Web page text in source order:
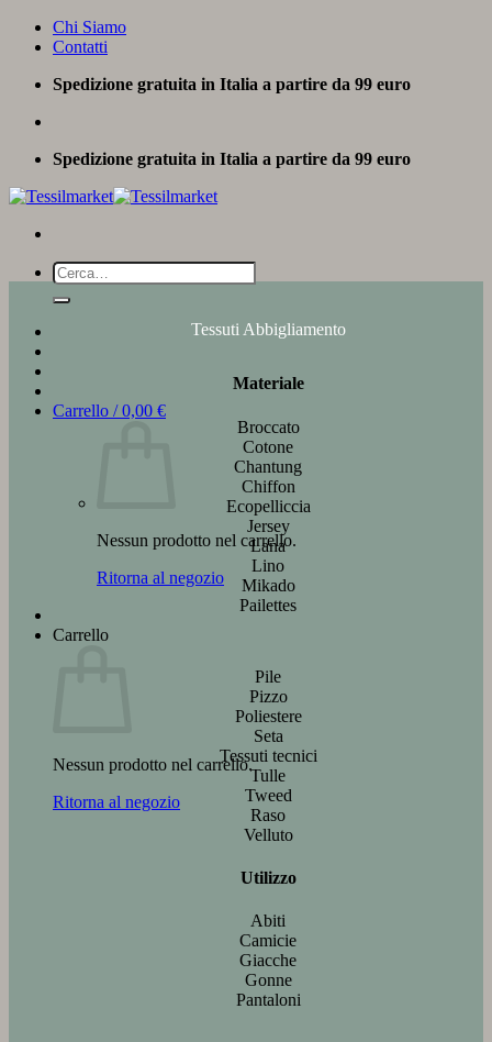
Salta
Chi Siamo
Contatti
Spedizione gratuita in Italia a partire da 99 euro
Spedizione gratuita in Italia a partire da 99 euro
Cerca:
Carrello /0,00 €
Nessun prodotto nel carrello.
Ritorna al negozio
Carrello
Nessun prodotto nel carrello.
Ritorna al negozio
Tessuti Abbigliamento
Materiale
Broccato
Cotone
Chantung
Chiffon
Ecopelliccia
Jersey
Lana
Lino
Mikado
Pailettes
Pile
Pizzo
Poliestere
Seta
Tessuti tecnici
Tulle
Tweed
Raso
Velluto
Utilizzo
Abiti
Camicie
Giacche
Gonne
Pantaloni